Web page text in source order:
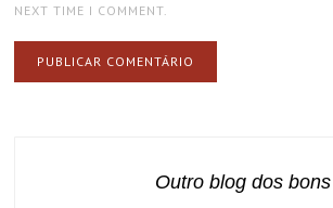
NEXT TIME I COMMENT.
Outro blog dos bons